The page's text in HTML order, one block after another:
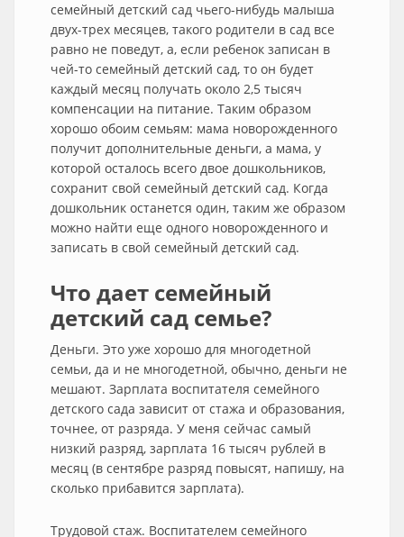
семейный детский сад чьего-нибудь малыша
двух-трех месяцев, такого родители в сад все
равно не поведут, а, если ребенок записан в
чей-то семейный детский сад, то он будет
каждый месяц получать около 2,5 тысяч
компенсации на питание. Таким образом
хорошо обоим семьям: мама новорожденного
получит дополнительные деньги, а мама, у
которой осталось всего двое дошкольников,
сохранит свой семейный детский сад. Когда
дошкольник останется один, таким же образом
можно найти еще одного новорожденного и
записать в свой семейный детский сад.
Что дает семейный
детский сад семье?
Деньги. Это уже хорошо для многодетной
семьи, да и не многодетной, обычно, деньги не
мешают. Зарплата воспитателя семейного
детского сада зависит от стажа и образования,
точнее, от разряда. У меня сейчас самый
низкий разряд, зарплата 16 тысяч рублей в
месяц (в сентябре разряд повысят, напишу, на
сколько прибавится зарплата).
Трудовой стаж. Воспитателем семейного